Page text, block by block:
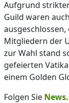
Aufgrund
Guild waren
Mitgliedern der
zur Wahl stand
gefeierten
einem Golden
Folgen Sie